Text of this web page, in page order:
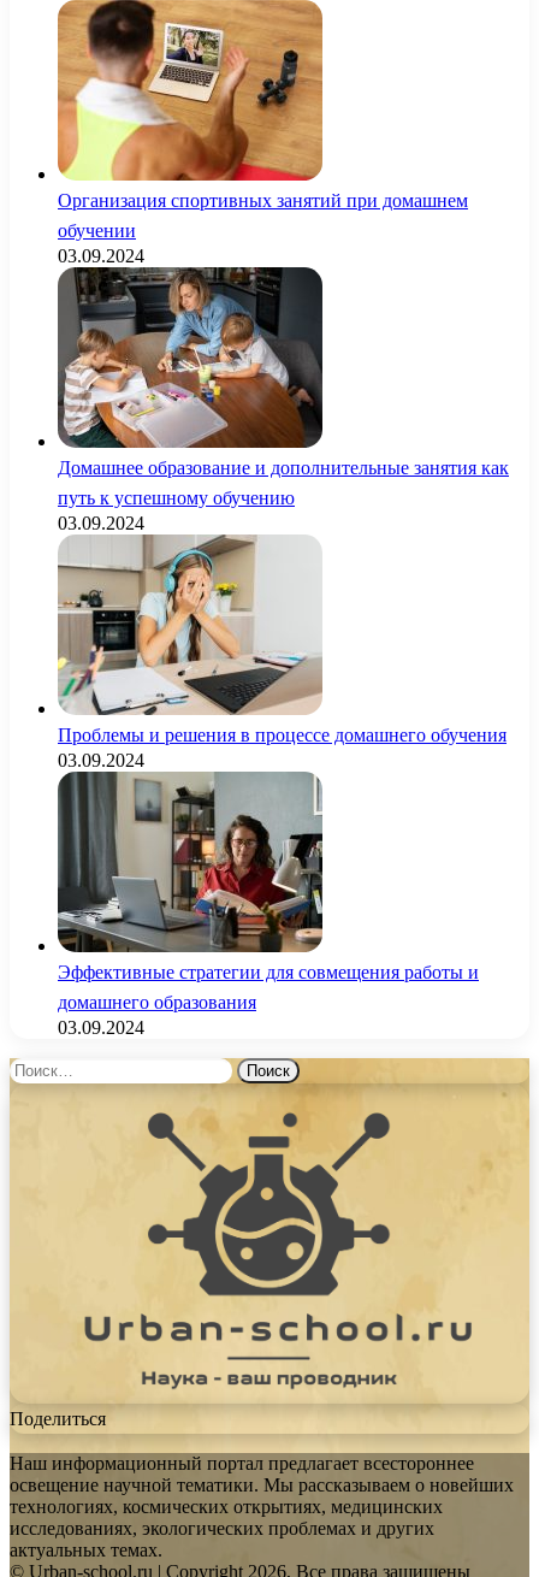
Организация спортивных занятий при домашнем
обучении
03.09.2024
Домашнее образование и дополнительные занятия как
путь к успешному обучению
03.09.2024
Проблемы и решения в процессе домашнего обучения
03.09.2024
Эффективные стратегии для совмещения работы и
домашнего образования
03.09.2024
Найти:
Поделиться
Наш информационный портал предлагает всестороннее
освещение научной тематики. Мы рассказываем о новейших
технологиях, космических открытиях, медицинских
исследованиях, экологических проблемах и других
актуальных темах.
© Urban-school.ru | Copyright 2026, Все права защищены